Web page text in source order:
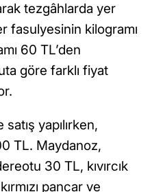
tezgâhlarda yer
fasulyesinin kilogramı
60 TL’den
göre farklı fiyat
yapılırken,
TL. Maydanoz,
30 TL, kıvırcık
pancar ve